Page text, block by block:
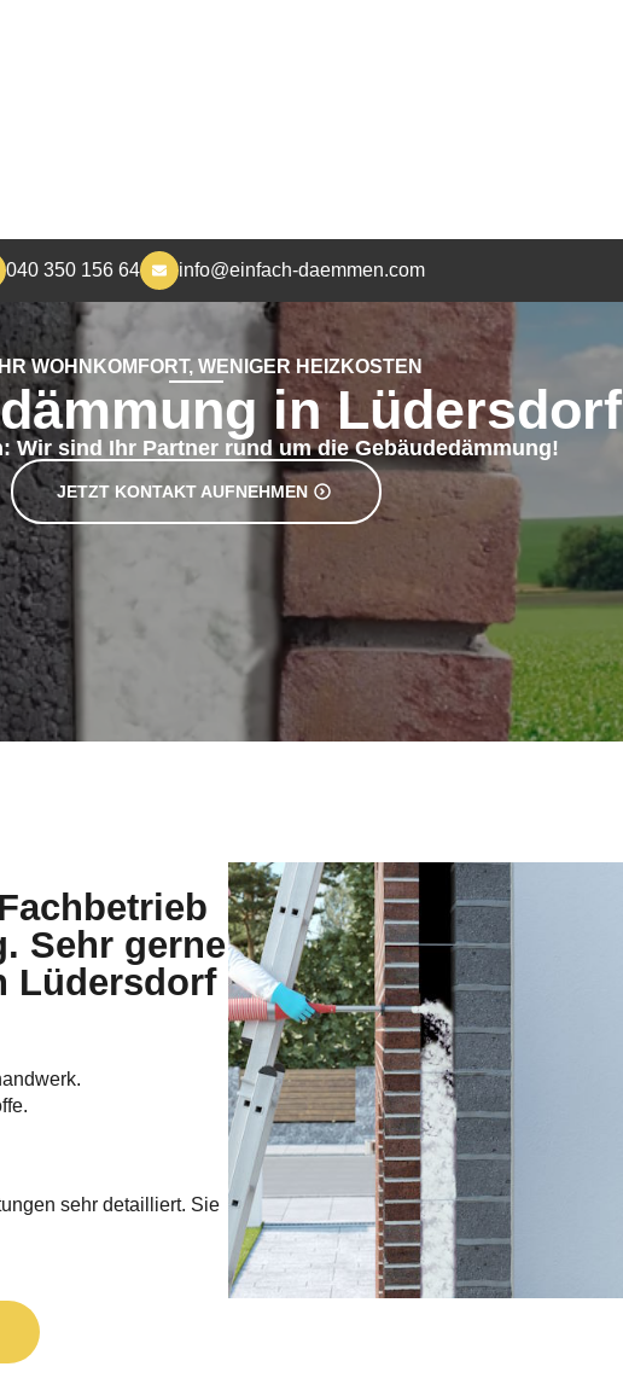
WOHNKOMFORT, WENIGER HEIZKOSTEN
in Lüdersdorf
Wir sind Ihr Partner rund um die Gebäudedämmung!
JETZT KONTAKT AUFNEHMEN
Sehr gerne
Lüdersdorf
sehr detailliert. Sie